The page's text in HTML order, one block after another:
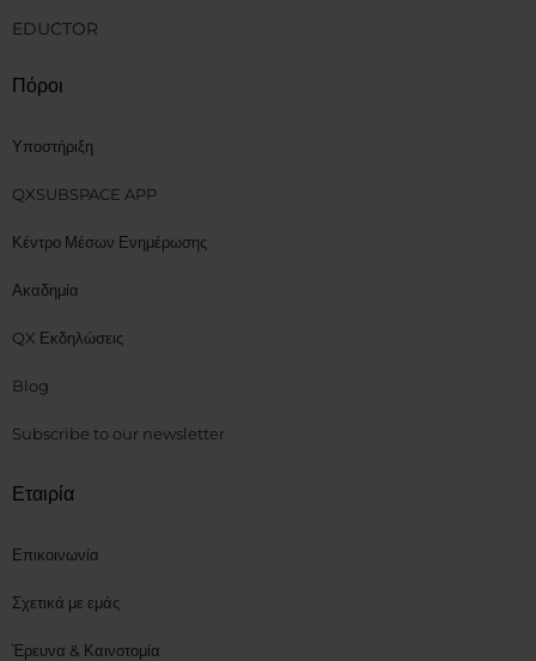
EDUCTOR
Πόροι
Υποστήριξη
QXSUBSPACE APP
Κέντρο Μέσων Ενημέρωσης
Ακαδημία
QX Εκδηλώσεις
Blog
Subscribe to our newsletter
Εταιρία
Επικοινωνία
Σχετικά με εμάς
Έρευνα & Καινοτομία